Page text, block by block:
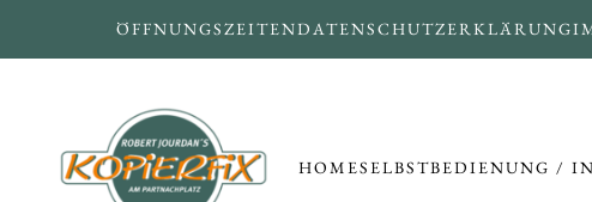
ÖFFNUNGSZEITENDATENSCHUTZERKLÄRUNG
HOMESELBSTBEDIENUNG /